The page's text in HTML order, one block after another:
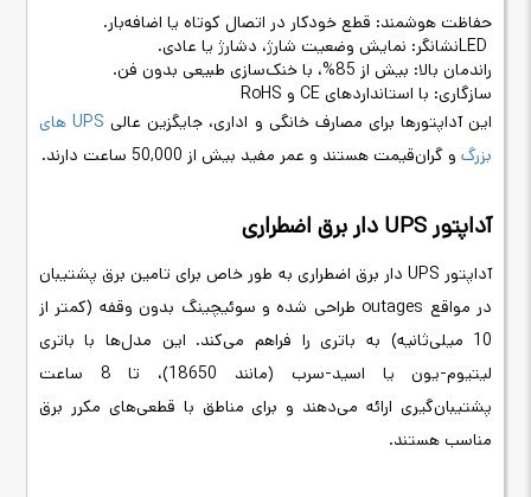
حفاظت هوشمند: قطع خودکار در اتصال کوتاه یا اضافه‌بار.
LEDنشانگر: نمایش وضعیت شارژ، دشارژ یا عادی.
راندمان بالا: بیش از 85%، با خنک‌سازی طبیعی بدون فن
.
سازگاری: با استانداردهایCE وRoHS
این آداپتورها برای مصارف خانگی و اداری، جایگزین عالی UPSهای
بزرگ و گران‌قیمت هستند و عمر مفید بیش از 50,000 ساعت دارند .
آداپتور UPS دار برق اضطراری
آداپتور UPS دار برق اضطراری به طور خاص برای تامین برق پشتیبان
در مواقع outages طراحی شده و سوئیچینگ بدون وقفه (کمتر از
10 میلی‌ثانیه) به باتری را فراهم می‌کند. این مدل‌ها با باتری
لیتیوم-یون یا اسید-سرب (مانند 18650)، تا 8 ساعت
پشتیبان‌گیری ارائه می‌دهند و برای مناطق با قطعی‌های مکرر برق
مناسب هستند.